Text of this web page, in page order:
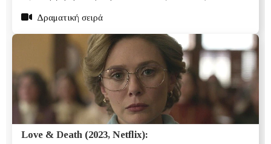
Δραματική σειρά
Love & Death (2023, Netflix):